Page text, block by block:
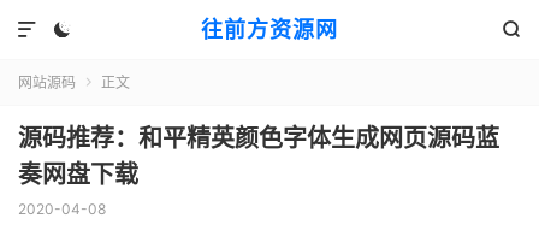
往前方资源网
 

网站源码  正文
源码推荐：和平精英颜色字体生成网页源码蓝
奏网盘下载
2020-04-08